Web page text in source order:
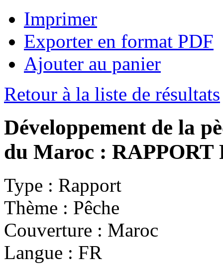
Imprimer
Exporter en format PDF
Ajouter au panier
Retour à la liste de résultats
Développement de la
du Maroc :
Type : Rapport
Thème : Pêche
Couverture : Maroc
Langue : FR